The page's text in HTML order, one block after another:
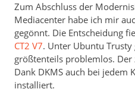
Zum Abschluss der
Mediacenter habe ich mir
gegönnt. Die Entscheidung
CT2 V7. Unter Ubuntu
größtenteils problemlos.
Dank DKMS auch bei jedem
installiert.